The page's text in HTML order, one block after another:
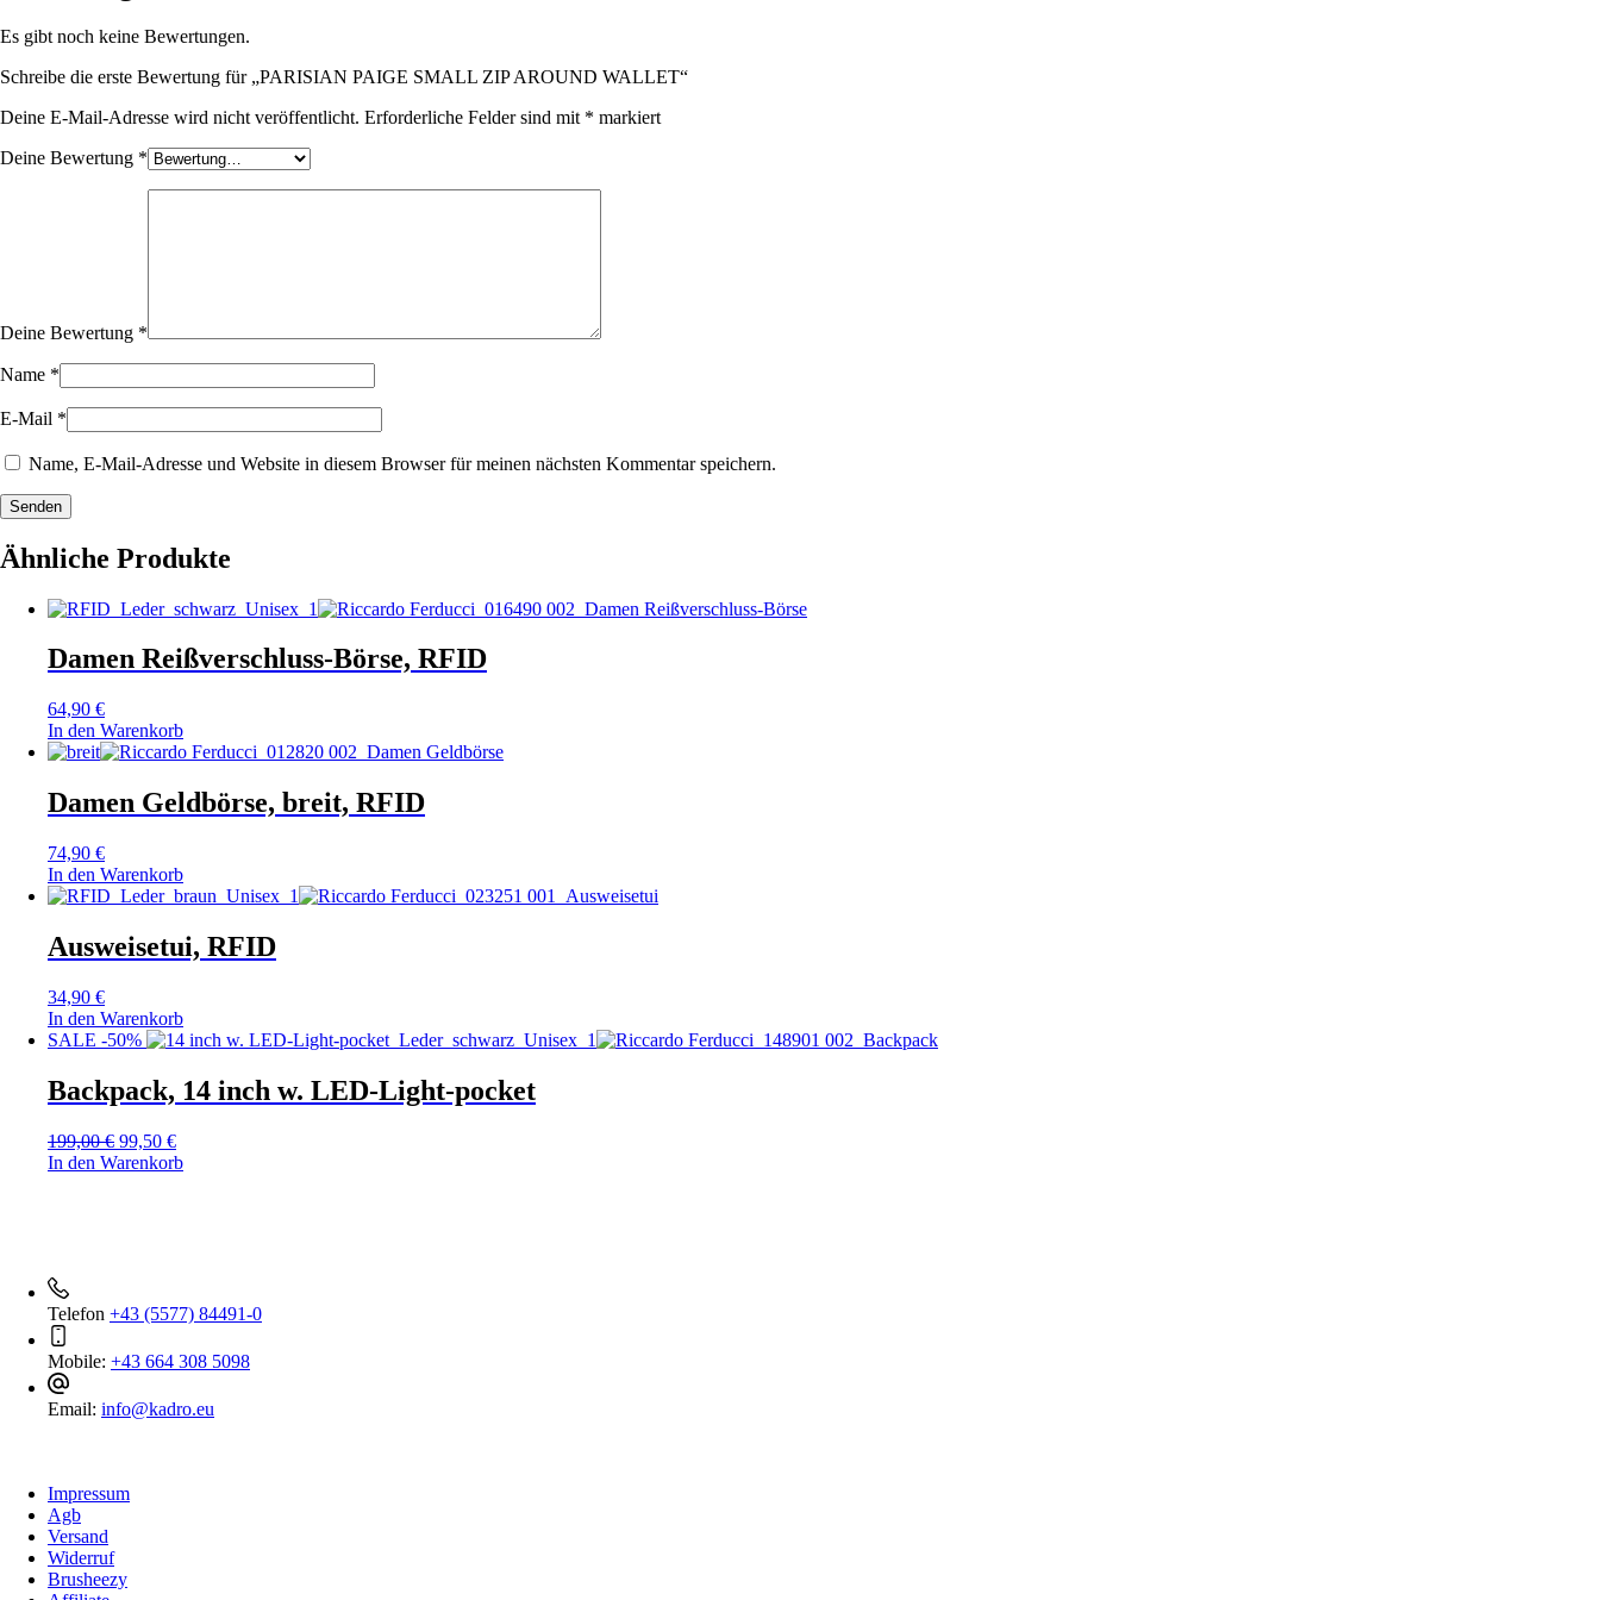
Es gibt noch keine Bewertungen.
Schreibe die erste Bewertung für „PARISIAN PAIGE SMALL ZIP AROUND WALLET“
Deine E-Mail-Adresse wird nicht veröffentlicht. Erforderliche Felder sind mit * markiert
Deine Bewertung *
Deine Bewertung *
Name *
E-Mail *
Name, E-Mail-Adresse und Website in diesem Browser für meinen nächsten Kommentar speichern.
Senden
Ähnliche Produkte
Damen Reißverschluss-Börse, RFID
64,90 €
In den Warenkorb
Damen Geldbörse, breit, RFID
74,90 €
In den Warenkorb
Ausweisetui, RFID
34,90 €
In den Warenkorb
SALE -50%
Backpack, 14 inch w. LED-Light-pocket
199,00€ 99,50 €
In den Warenkorb
Telefon +43 (5577) 84491-0
Mobile: +43 664 308 5098
Email: info@kadro.eu
Impressum
Agb
Versand
Widerruf
Brusheezy